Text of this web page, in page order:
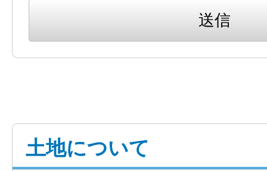
土地について